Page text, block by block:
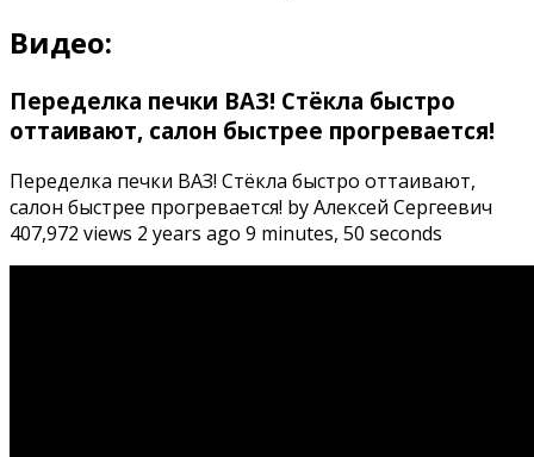
Видео:
Переделка печки ВАЗ! Стёкла быстро
оттаивают, салон быстрее прогревается!
Переделка печки ВАЗ! Стёкла быстро оттаивают,
салон быстрее прогревается! by Алексей Сергеевич
407,972 views 2 years ago 9 minutes, 50 seconds